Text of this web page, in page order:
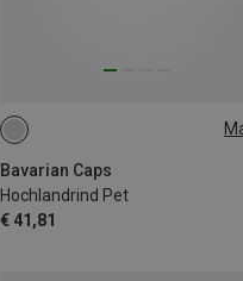
Bavarian Caps
Hochlandrind Pet
€ 41,81
ONE SIZE